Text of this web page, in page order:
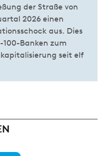
der Straße von
2026 einen
aus. Dies
Banken zum
seit elf